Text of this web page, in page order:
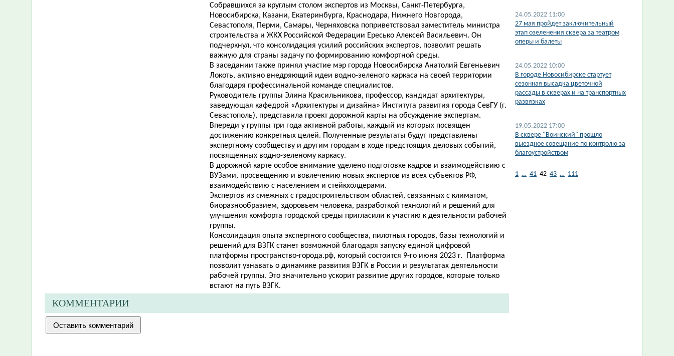
Собравшихся за круглым столом экспертов из Москвы, Санкт-Петербурга,
Новосибирска, Казани, Екатеринбурга, Краснодара, Нижнего Новгорода,
Севастополя, Перми, Самары, Черняховска поприветствовал заместитель министра
строительства и ЖКХ Российской Федерации Ересько Алексей Васильевич. Он
подчеркнул, что консолидация усилий российских экспертов, позволит решать
важную для страны задачу по формированию комфортной среды.
В заседании также принял участие мэр города Новосибирска Анатолий Евгеньевич
Локоть, активно внедряющий идеи водно-зеленого каркаса на своей территории
благодаря профессинальной команде специалистов.
Руководитель группы Элина Красильникова, профессор, кандидат архитектуры,
заведующая кафедрой «Архитектуры и дизайна» Института развития города СевГУ (г.
Севастополь), представила проект дорожной карты на обсуждение экспертам.
Впереди у группы три года активной работы, каждый из которых посвящен
достижению конкретных целей. Полученные результаты будут представлены
экспертному сообществу и другим городам в ходе предстоящих деловых событий,
посвященных водно-зеленому каркасу.
В дорожной карте особое внимание уделено подготовке кадров и взаимодействию с
ВУЗами, просвещению и вовлечению новых экспертов из всех субъектов РФ,
взаимодействию с населением и стейкхолдерами.
Экспертов из смежных с градостроительством областей, связанных с климатом,
биоразнообразием, здоровьем человека, разработкой технологий и решений для
улучшения комфорта городской среды пригласили к участию к деятельности рабочей
группы.
Консолидация опыта экспертного сообщества, пилотных городов, базы технологий и
решений для ВЗГК станет возможной благодаря запуску единой цифровой
платформы пространство-города.рф, который состоится 9-го июня 2023 г. Платформа
позволит узнавать о динамике развития ВЗГК в России и результатах деятельности
рабочей группы. Это значительно ускорит развитие других городов, которые только
встают на путь ВЗГК.
КОММЕНТАРИИ
24.05.2022 11:00
27 мая пройдет заключительный
этап озеленения сквера за театром
оперы и балеты
24.05.2022 10:00
В городе Новосибирске стартует
сезонная высадка цветочной
рассады в скверах и на транспортных
развязках
19.05.2022 17:00
В сквере "Воинский" прошло
выездное совещание по контролю за
благоустройством
1 … 41 42 43 … 111